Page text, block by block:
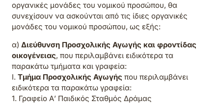
οργανικές μονάδες του νομικού προσώπου, θα
συνεχίσουν να ασκούνται από τις ίδιες οργανικές
μονάδες του νομικού προσώπου, ως εξής:
α) Διεύθυνση Προσχολικής Αγωγής και φροντίδας
οικογένειας, που περιλαμβάνει ειδικότερα τα
παρακάτω τμήματα και γραφεία:
I. Τμήμα Προσχολικής Αγωγής που περιλαμβάνει
ειδικότερα τα παρακάτω γραφεία:
1. Γραφείο Α’ Παιδικός Σταθμός Δράμας